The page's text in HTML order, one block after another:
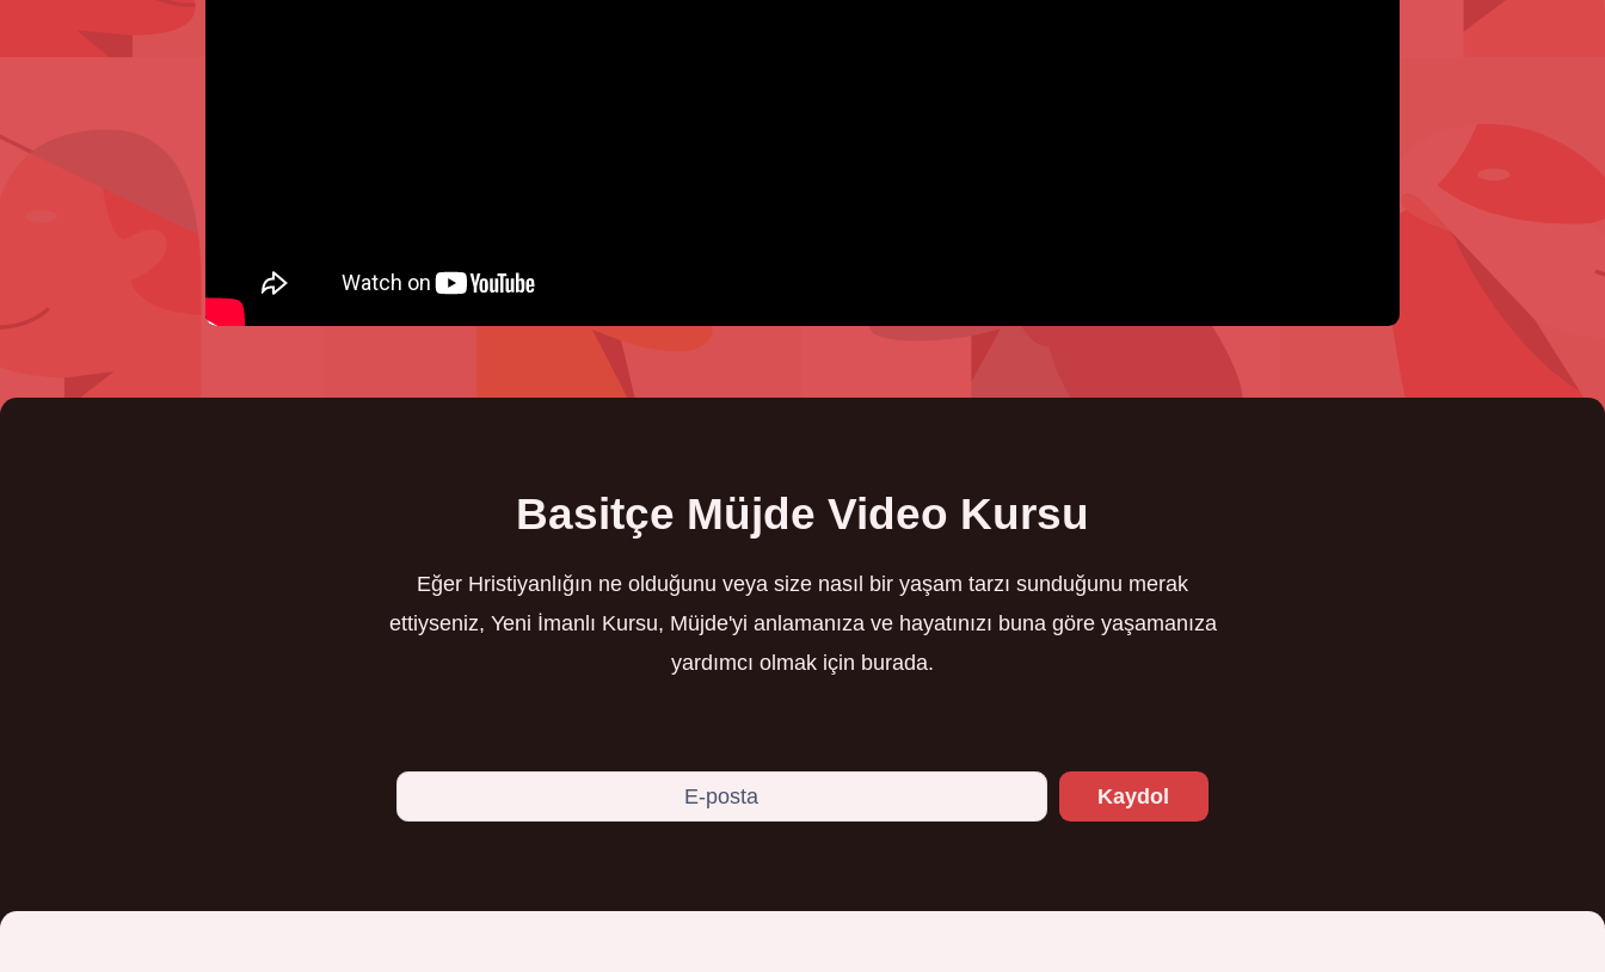
Basitçe Müjde Video Kursu
Eğer Hristiyanlığın ne olduğunu veya size nasıl bir yaşam tarzı sunduğunu merak
ettiyseniz, Yeni İmanlı Kursu, Müjde'yi anlamanıza ve hayatınızı buna göre yaşamanıza
yardımcı olmak için burada.
Kaydol